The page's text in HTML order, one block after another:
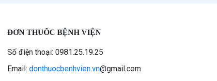
ĐƠN THUỐC BỆNH VIỆN
Số điện thoại: 0981.25.19.25
Email: donthuocbenhvien.vn@gmail.com